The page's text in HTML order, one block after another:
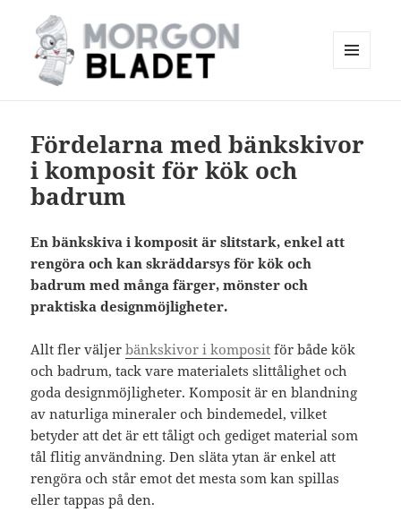
Fördelarna med bänkskivor
i komposit för kök och
badrum
En bänkskiva i komposit är slitstark, enkel att
rengöra och kan skräddarsys för kök och
badrum med många färger, mönster och
praktiska designmöjligheter.
Allt fler väljerbänkskivor i komposit för både kök
och badrum, tack vare materialets slittålighet och
goda designmöjligheter. Komposit är en blandning
av naturliga mineraler och bindemedel, vilket
betyder att det är ett tåligt och gediget material som
tål flitig användning. Den släta ytan är enkel att
rengöra och står emot det mesta som kan spillas
eller tappas på den.